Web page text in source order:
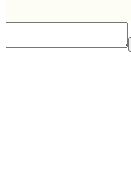
Contact